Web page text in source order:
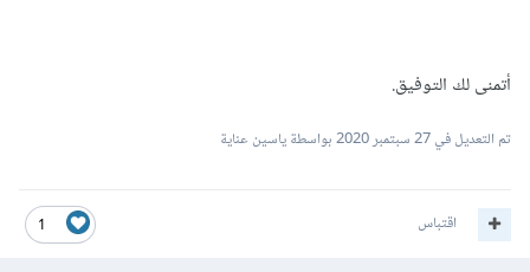
أتمنى لك التوفيق.
تم التعديل في27 سبتمبر 2020 بواسطة ياسين عناية
1 اقتباس